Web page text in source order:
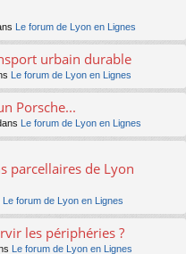
Le forum de Lyon en Lignes
urbain durable
Le forum de Lyon en Lignes
Porsche...
Le forum de Lyon en Lignes
parcellaires de Lyon
Le forum de Lyon en Lignes
les périphéries ?
Le forum de Lyon en Lignes